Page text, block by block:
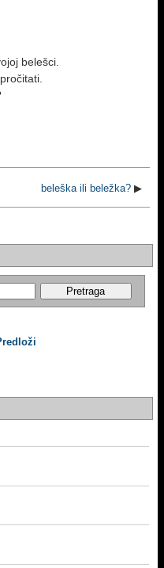
belešci.
beleška ili beležka? ▶